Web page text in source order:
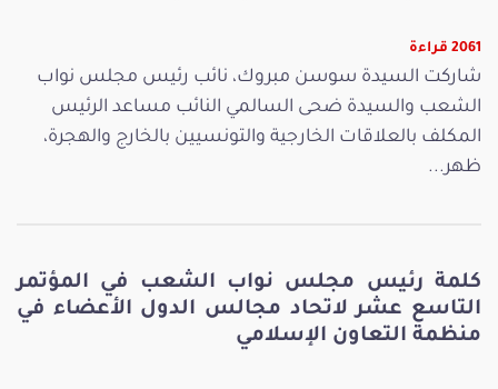
2061 قراءة
شاركت السيدة سوسن مبروك، نائب رئيس مجلس نواب
الشعب والسيدة ضحى السالمي النائب مساعد الرئيس
المكلف بالعلاقات الخارجية والتونسيين بالخارج والهجرة،
ظهر...
كلمة رئيس مجلس نواب الشعب في المؤتمر
التاسع عشر لاتحاد مجالس الدول الأعضاء في
منظمة التعاون الإسلامي